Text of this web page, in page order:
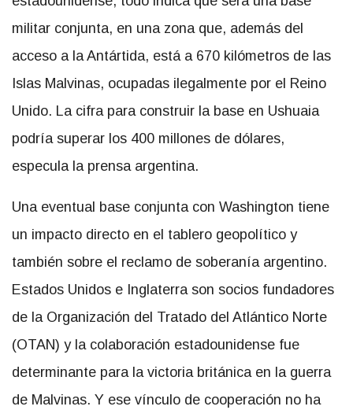
militar conjunta, en una zona que, además del
acceso a la Antártida, está a 670 kilómetros de las
Islas Malvinas, ocupadas ilegalmente por el Reino
Unido. La cifra para construir la base en Ushuaia
podría superar los 400 millones de dólares,
especula la prensa argentina.
Una eventual base conjunta con Washington tiene
un impacto directo en el tablero geopolítico y
también sobre el reclamo de soberanía argentino.
Estados Unidos e Inglaterra son socios fundadores
de la Organización del Tratado del Atlántico Norte
(OTAN) y la colaboración estadounidense fue
determinante para la victoria británica en la guerra
de Malvinas. Y ese vínculo de cooperación no ha